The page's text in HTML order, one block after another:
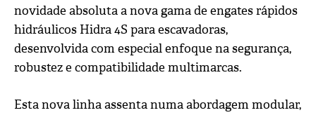
novidade absoluta a nova gama de engates rápidos
hidráulicos Hidra 4S para escavadoras,
desenvolvida com especial enfoque na segurança,
robustez e compatibilidade multimarcas.
Esta nova linha assenta numa abordagem modular,